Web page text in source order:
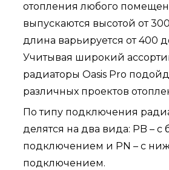
отопления любого
выпускаются высотой от
длина варьируется от 400
Учитывая широкий
радиаторы Oasis Pro
различных проектов
По типу подключения
делятся на два вида: PB – с
подключением и PN – с
подключением.